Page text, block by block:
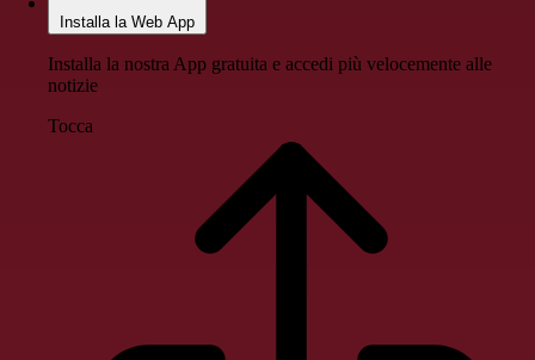
Installa la Web App
Installa la nostra App gratuita e accedi più velocemente alle
notizie
Tocca